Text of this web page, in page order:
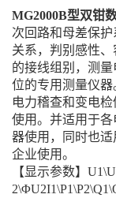
MG2000B型双钳
次回路和母差保
关系，判别感性
的接线组别，测
位的专用测量仪器
电力稽查和变电
使用。并适用于
器使用，同时也
企业使用。
【显示参数】